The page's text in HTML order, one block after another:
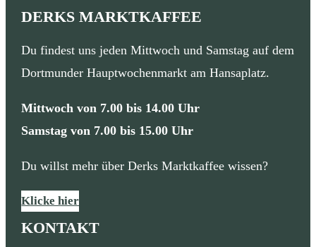
DERKS MARKTKAFFEE
Du findest uns jeden Mittwoch und Samstag auf dem
Dortmunder Hauptwochenmarkt am Hansaplatz.
Mittwoch von 7.00 bis 14.00 Uhr
Samstag von 7.00 bis 15.00 Uhr
Du willst mehr über Derks Marktkaffee wissen?
Klicke hier
KONTAKT